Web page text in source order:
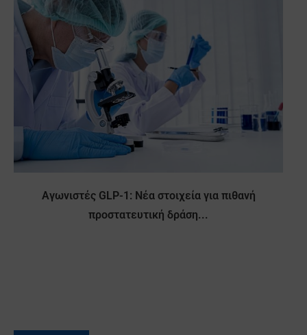
Αγωνιστές GLP-1: Νέα στοιχεία για πιθανή
προστατευτική δράση...